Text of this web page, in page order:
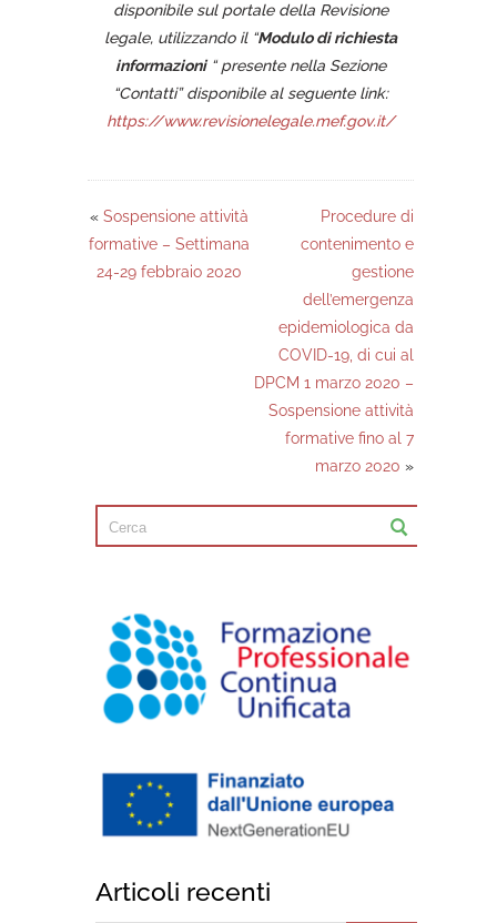
disponibile sul portale della Revisione
legale, utilizzando il “Modulo di richiesta
informazioni“ presente nella Sezione
“Contatti” disponibile al seguente link:
https://www.revisionelegale.mef.gov.it/
« Sospensione attività
formative – Settimana
24-29 febbraio 2020
Procedure di
contenimento e
gestione
dell’emergenza
epidemiologica da
COVID-19, di cui al
DPCM 1 marzo 2020 –
Sospensione attività
formative fino al 7
marzo 2020 »
Articoli recenti